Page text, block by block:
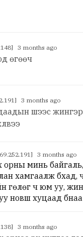
3 months ago
өгөөч
3 months ago
шээс
3 months ago
орны минь
хамгаалж бхад,
гөлөг ч юм уу,
новш хуцаад
3 months ago